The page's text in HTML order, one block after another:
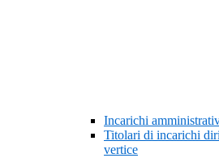
Incarichi
Titolari di incarichi
vertice